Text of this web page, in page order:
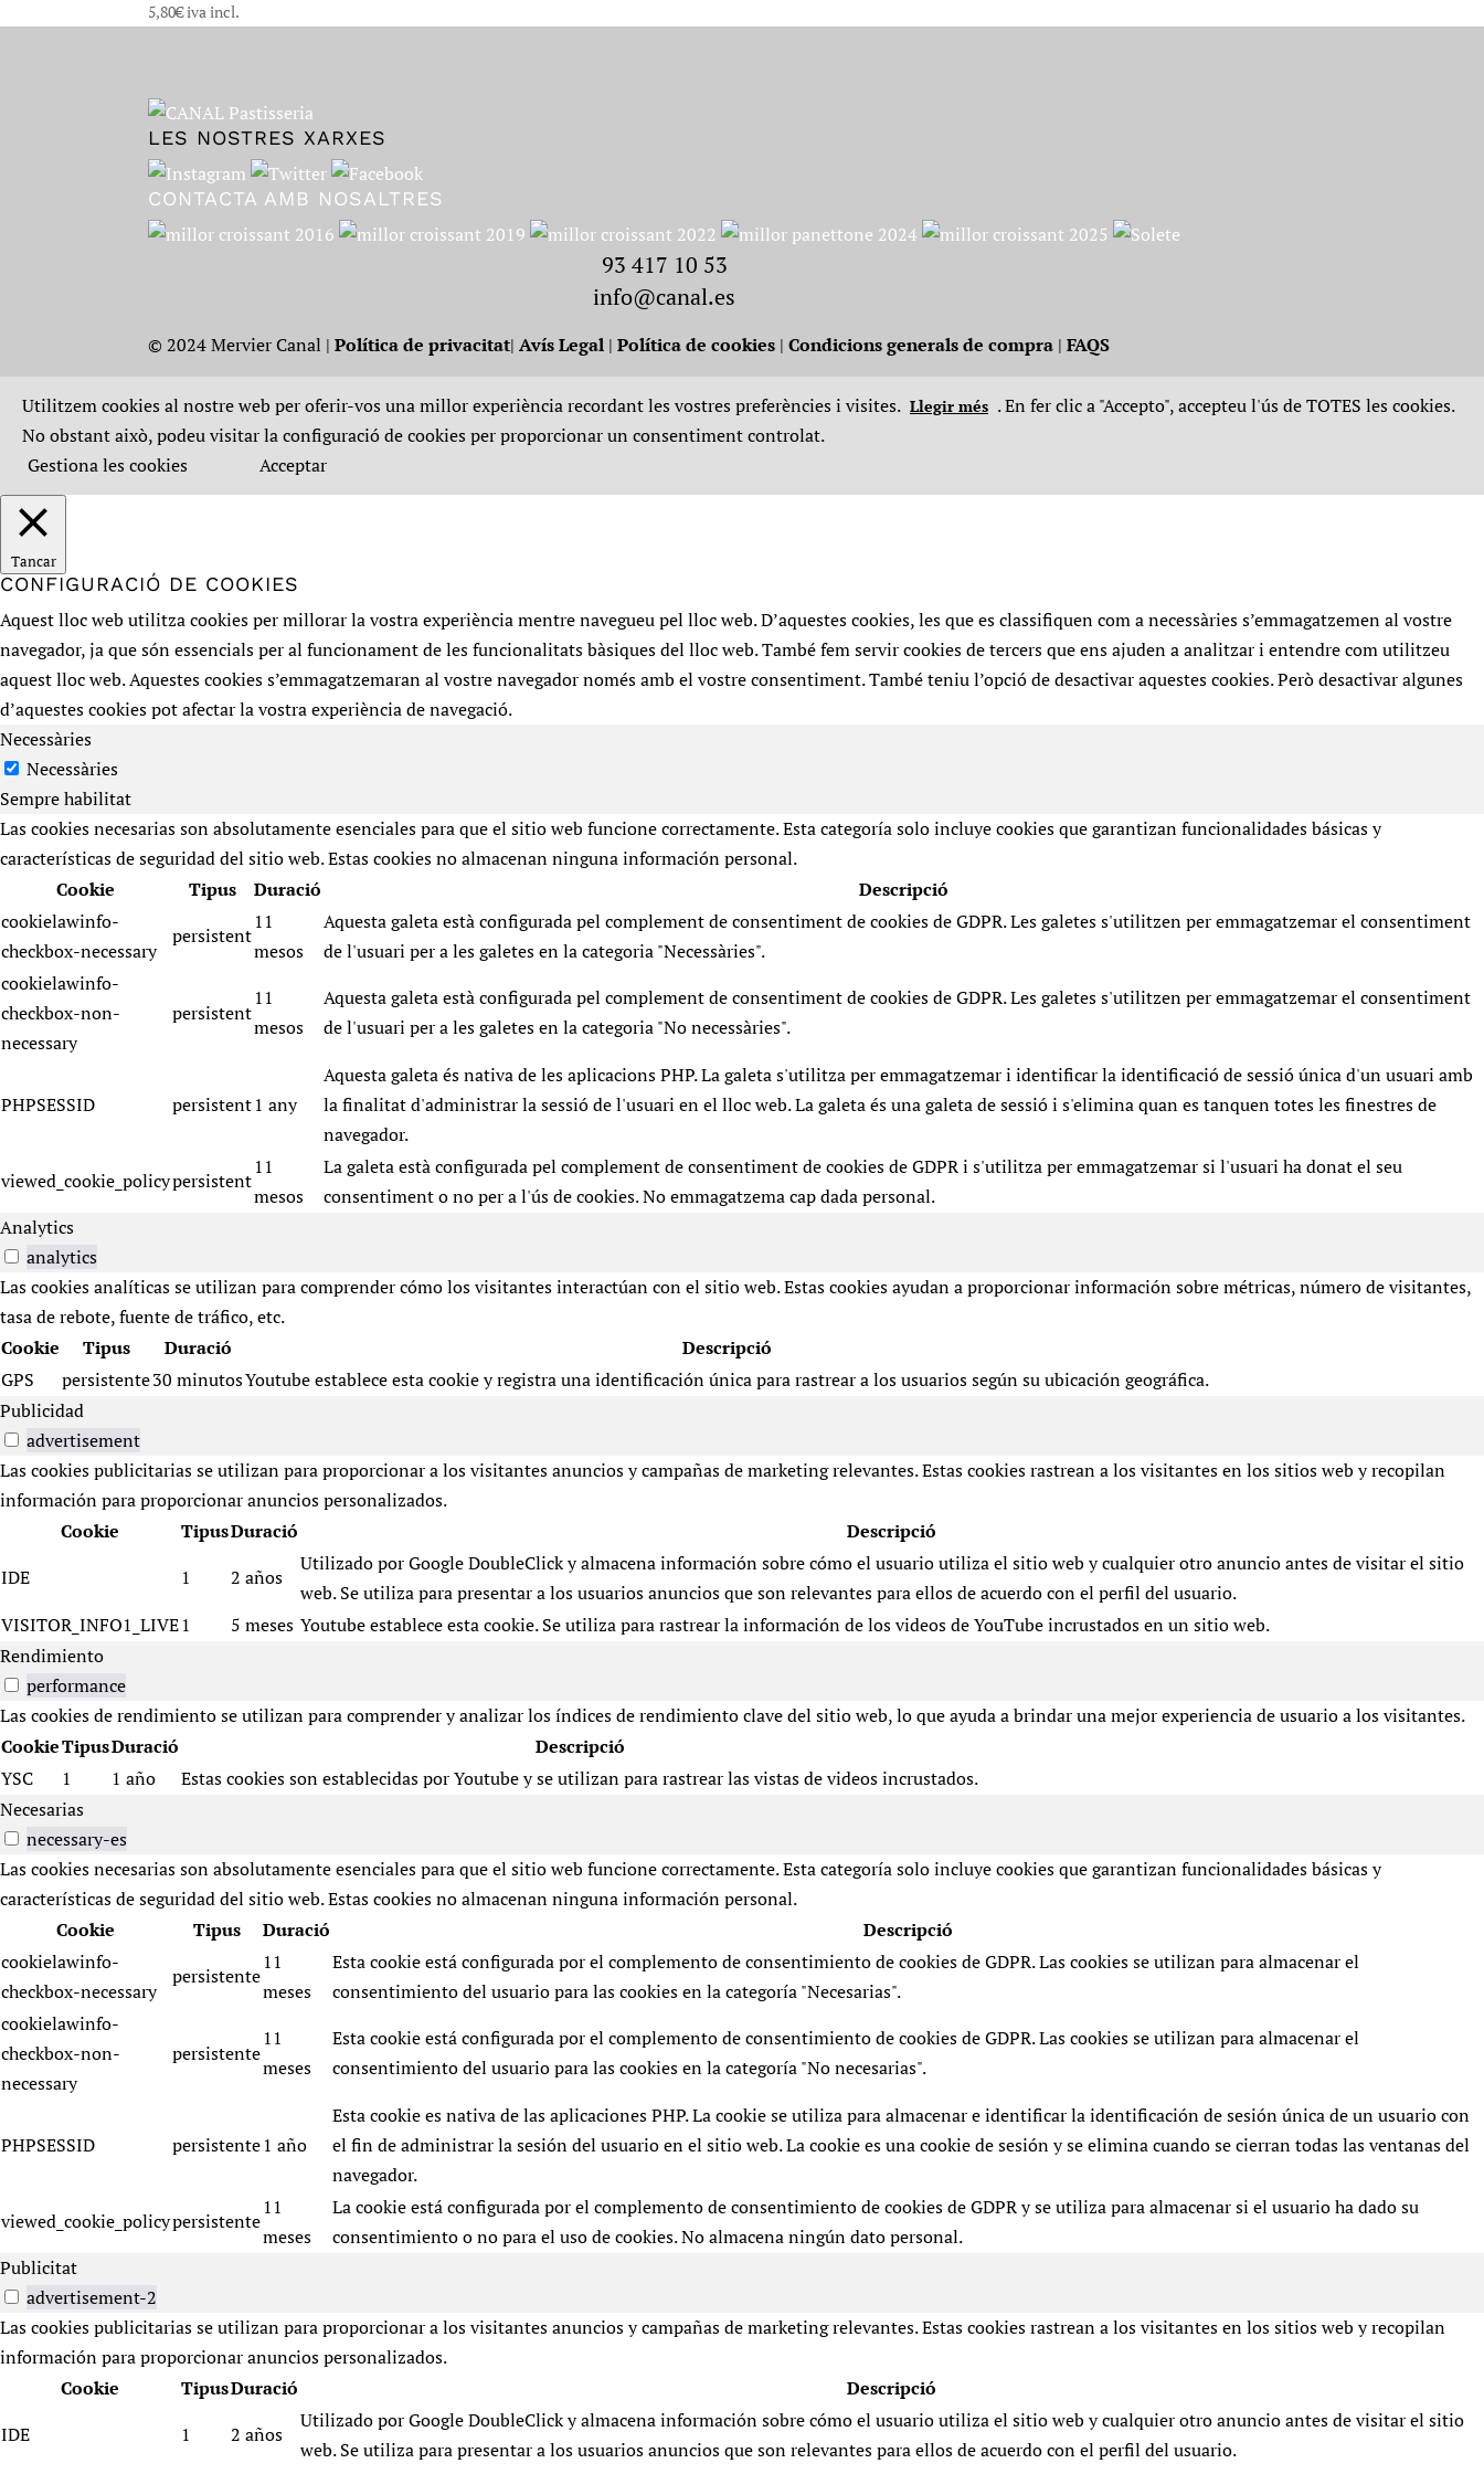
5,80€iva incl.
LES NOSTRES XARXES
CONTACTA AMB NOSALTRES
93 417 10 53
info@canal.es
© 2024 Mervier Canal |Política de privacitat|Avís Legal |Política de cookies |Condicions generals de compra |FAQS
Utilitzem cookies al nostre web per oferir-vos una millor experiència recordant les vostres preferències i visites. Llegir més . En fer clic a "Accepto", accepteu l'ús de TOTES les cookies.
No obstant això, podeu visitar la configuració de cookies per proporcionar un consentiment controlat.
Gestiona les cookies
Acceptar
Tancar
CONFIGURACIÓ DE COOKIES
Aquest lloc web utilitza cookies per millorar la vostra experiència mentre navegueu pel lloc web. D’aquestes cookies, les que es classifiquen com a necessàries s’emmagatzemen al vostre
navegador, ja que són essencials per al funcionament de les funcionalitats bàsiques del lloc web. També fem servir cookies de tercers que ens ajuden a analitzar i entendre com utilitzeu
aquest lloc web. Aquestes cookies s’emmagatzemaran al vostre navegador només amb el vostre consentiment. També teniu l’opció de desactivar aquestes cookies. Però desactivar algunes
d’aquestes cookies pot afectar la vostra experiència de navegació.
Necessàries
Necessàries
Sempre habilitat
Las cookies necesarias son absolutamente esenciales para que el sitio web funcione correctamente. Esta categoría solo incluye cookies que garantizan funcionalidades básicas y
características de seguridad del sitio web. Estas cookies no almacenan ninguna información personal.
Cookie
Tipus Duració
Descripció
cookielawinfo-
checkbox-necessary
persistent
11
mesos
Aquesta galeta està configurada pel complement de consentiment de cookies de GDPR. Les galetes s'utilitzen per emmagatzemar el consentiment
de l'usuari per a les galetes en la categoria "Necessàries".
cookielawinfo-
checkbox-non-
necessary
persistent
11
mesos
Aquesta galeta està configurada pel complement de consentiment de cookies de GDPR. Les galetes s'utilitzen per emmagatzemar el consentiment
de l'usuari per a les galetes en la categoria "No necessàries".
PHPSESSID persistent1 any
Aquesta galeta és nativa de les aplicacions PHP. La galeta s'utilitza per emmagatzemar i identificar la identificació de sessió única d'un usuari amb
la finalitat d'administrar la sessió de l'usuari en el lloc web. La galeta és una galeta de sessió i s'elimina quan es tanquen totes les finestres de
navegador.
viewed_cookie_policypersistent
11
mesos
La galeta està configurada pel complement de consentiment de cookies de GDPR i s'utilitza per emmagatzemar si l'usuari ha donat el seu
consentiment o no per a l'ús de cookies. No emmagatzema cap dada personal.
Analytics
analytics
Las cookies analíticas se utilizan para comprender cómo los visitantes interactúan con el sitio web. Estas cookies ayudan a proporcionar información sobre métricas, número de visitantes,
tasa de rebote, fuente de tráfico, etc.
Cookie
Tipus Duració
Descripció
GPS
persistente30 minutosYoutube establece esta cookie y registra una identificación única para rastrear a los usuarios según su ubicación geográfica.
Publicidad
advertisement
Las cookies publicitarias se utilizan para proporcionar a los visitantes anuncios y campañas de marketing relevantes. Estas cookies rastrean a los visitantes en los sitios web y recopilan
información para proporcionar anuncios personalizados.
Cookie
TipusDuració
Descripció
IDE
1 2 años
Utilizado por Google DoubleClick y almacena información sobre cómo el usuario utiliza el sitio web y cualquier otro anuncio antes de visitar el sitio
web. Se utiliza para presentar a los usuarios anuncios que son relevantes para ellos de acuerdo con el perfil del usuario.
VISITOR_INFO1_LIVE1 5 meses Youtube establece esta cookie. Se utiliza para rastrear la información de los videos de YouTube incrustados en un sitio web.
Rendimiento
performance
Las cookies de rendimiento se utilizan para comprender y analizar los índices de rendimiento clave del sitio web, lo que ayuda a brindar una mejor experiencia de usuario a los visitantes.
CookieTipusDuració
Descripció
YSC
1 1 año
Estas cookies son establecidas por Youtube y se utilizan para rastrear las vistas de videos incrustados.
Necesarias
necessary-es
Las cookies necesarias son absolutamente esenciales para que el sitio web funcione correctamente. Esta categoría solo incluye cookies que garantizan funcionalidades básicas y
características de seguridad del sitio web. Estas cookies no almacenan ninguna información personal.
Cookie
Tipus Duració
Descripció
cookielawinfo-
checkbox-necessary
persistente
11
meses
Esta cookie está configurada por el complemento de consentimiento de cookies de GDPR. Las cookies se utilizan para almacenar el
consentimiento del usuario para las cookies en la categoría "Necesarias".
cookielawinfo-
checkbox-non-
necessary
persistente
11
meses
Esta cookie está configurada por el complemento de consentimiento de cookies de GDPR. Las cookies se utilizan para almacenar el
consentimiento del usuario para las cookies en la categoría "No necesarias".
PHPSESSID persistente1 año
Esta cookie es nativa de las aplicaciones PHP. La cookie se utiliza para almacenar e identificar la identificación de sesión única de un usuario con
el fin de administrar la sesión del usuario en el sitio web. La cookie es una cookie de sesión y se elimina cuando se cierran todas las ventanas del
navegador.
viewed_cookie_policypersistente
11
meses
La cookie está configurada por el complemento de consentimiento de cookies de GDPR y se utiliza para almacenar si el usuario ha dado su
consentimiento o no para el uso de cookies. No almacena ningún dato personal.
Publicitat
advertisement-2
Las cookies publicitarias se utilizan para proporcionar a los visitantes anuncios y campañas de marketing relevantes. Estas cookies rastrean a los visitantes en los sitios web y recopilan
información para proporcionar anuncios personalizados.
Cookie
TipusDuració
Descripció
IDE
1 2 años
Utilizado por Google DoubleClick y almacena información sobre cómo el usuario utiliza el sitio web y cualquier otro anuncio antes de visitar el sitio
web. Se utiliza para presentar a los usuarios anuncios que son relevantes para ellos de acuerdo con el perfil del usuario.